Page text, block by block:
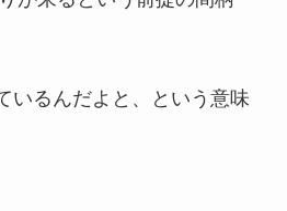
いるんだよと、という意味